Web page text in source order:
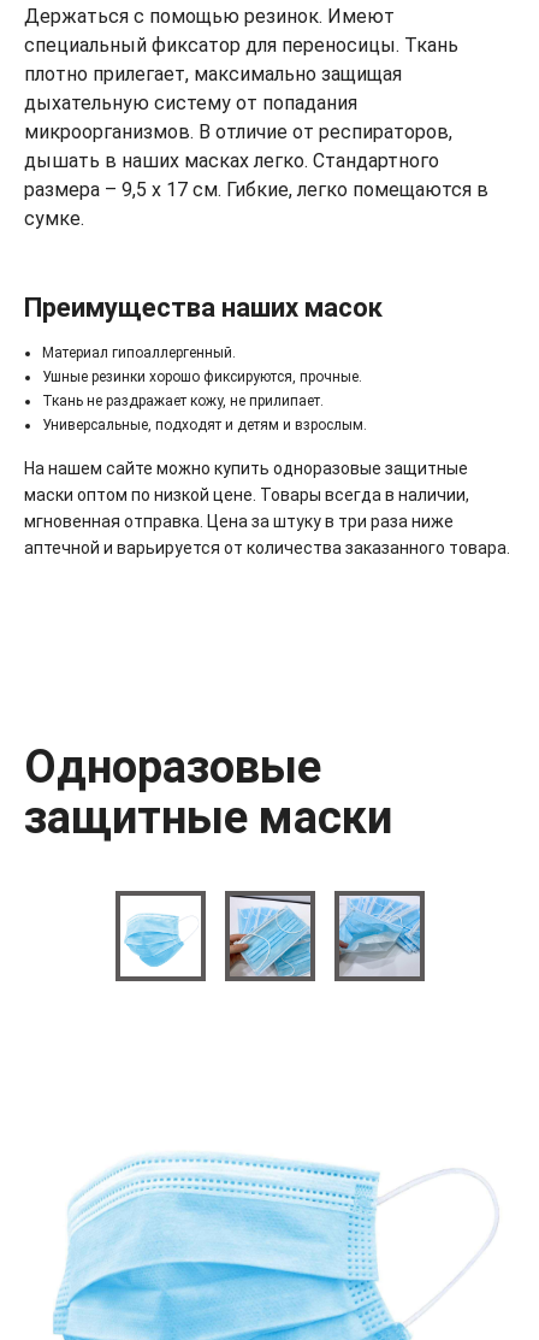
Держаться с помощью резинок. Имеют
специальный фиксатор для переносицы. Ткань
плотно прилегает, максимально защищая
дыхательную систему от попадания
микроорганизмов. В отличие от респираторов,
дышать в наших масках легко. Стандартного
размера – 9,5 х 17 см. Гибкие, легко помещаются в
сумке.
Преимущества наших масок
Материал гипоаллергенный.
Ушные резинки хорошо фиксируются, прочные.
Ткань не раздражает кожу, не прилипает.
Универсальные, подходят и детям и взрослым.
На нашем сайте можно купить одноразовые защитные
маски оптом по низкой цене. Товары всегда в наличии,
мгновенная отправка. Цена за штуку в три раза ниже
аптечной и варьируется от количества заказанного товара.
Одноразовые
защитные маски